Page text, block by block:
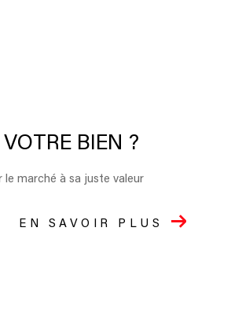
BIEN ?
marché à sa juste valeur
EN SAVOIR PLUS